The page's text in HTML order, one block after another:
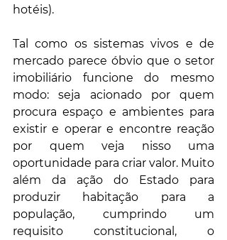
hotéis).
Tal como os sistemas vivos e de
mercado parece óbvio que o setor
imobiliário funcione do mesmo
modo: seja acionado por quem
procura espaço e ambientes para
existir e operar e encontre reação
por quem veja nisso uma
oportunidade para criar valor. Muito
além da ação do Estado para
produzir habitação para a
população, cumprindo um
requisito constitucional, o